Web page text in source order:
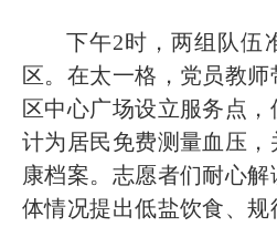
下午2时，两组队伍
区。在太一格，党员教
区中心广场设立服务点
计为居民免费测量血压
康档案。志愿者们耐心
体情况提出低盐饮食、